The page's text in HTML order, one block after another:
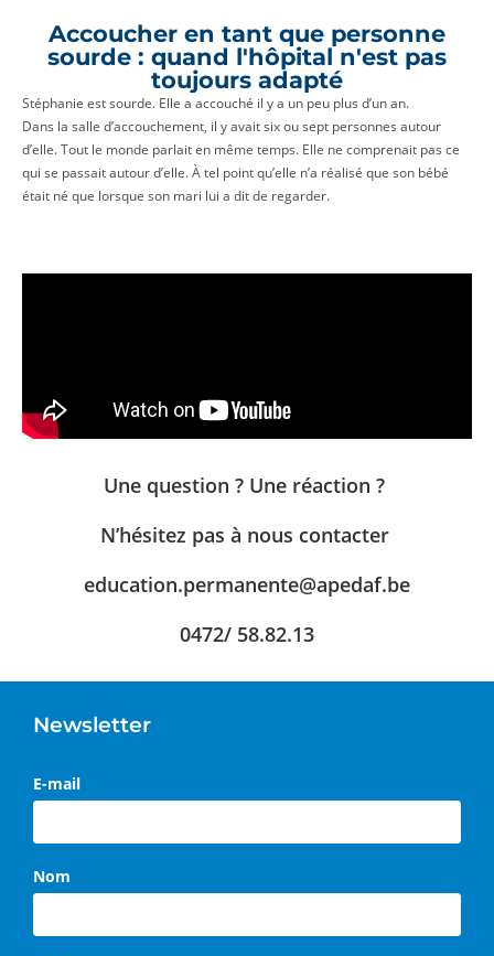
Accoucher en tant que personne
sourde : quand l'hôpital n'est pas
toujours adapté
Stéphanie est sourde. Elle a accouché il y a un peu plus d’un an.
Dans la salle d’accouchement, il y avait six ou sept personnes autour
d’elle. Tout le monde parlait en même temps. Elle ne comprenait pas ce
qui se passait autour d’elle. À tel point qu’elle n’a réalisé que son bébé
était né que lorsque son mari lui a dit de regarder.
Une question ? Une réaction ?
N’hésitez pas à nous contacter
education.permanente@apedaf.be
0472/ 58.82.13
Newsletter
E-mail
Nom